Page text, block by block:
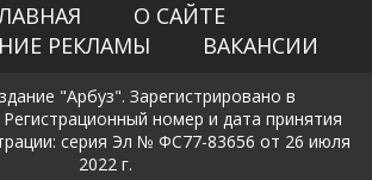
О САЙТЕ
РЕКЛАМЫ
ВАКАНСИИ
"Арбуз". Зарегистрировано в
номер и дата принятия
серия Эл № ФС77-83656 от 26 июля
2022 г.